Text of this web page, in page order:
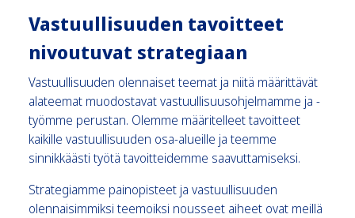
Vastuullisuuden tavoitteet
nivoutuvat strategiaan
Vastuullisuuden olennaiset teemat ja niitä määrittävät
alateemat muodostavat vastuullisuusohjelmamme ja -
työmme perustan. Olemme määritelleet tavoitteet
kaikille vastuullisuuden osa-alueille ja teemme
sinnikkäästi työtä tavoitteidemme saavuttamiseksi.
Strategiamme painopisteet ja vastuullisuuden
olennaisimmiksi teemoiksi nousseet aiheet ovat meillä